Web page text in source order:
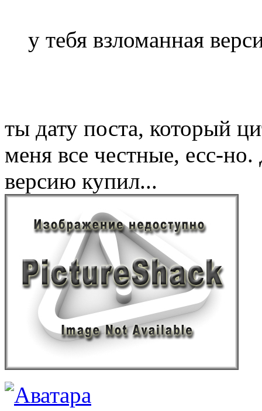
у тебя взломанная
ты дату поста, который
меня все честные, есс-
версию купил...